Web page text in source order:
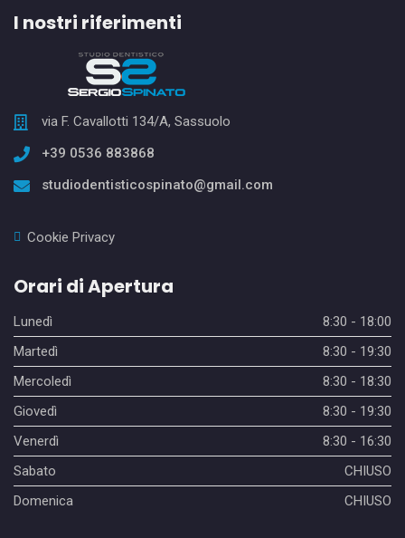
I nostri riferimenti
via F. Cavallotti 134/A, Sassuolo
+39 0536 883868
studiodentisticospinato@gmail.com
Cookie Privacy
Orari di Apertura
Lunedì
8:30 - 18:00
Martedì
8:30 - 19:30
Mercoledì
8:30 - 18:30
Giovedì
8:30 - 19:30
Venerdì
8:30 - 16:30
Sabato
CHIUSO
Domenica
CHIUSO